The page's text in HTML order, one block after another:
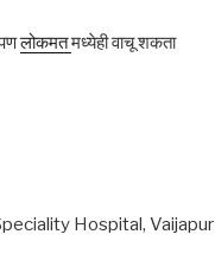
लोकमतमध्येही वाचू शकता
Hospital, Vaijapur